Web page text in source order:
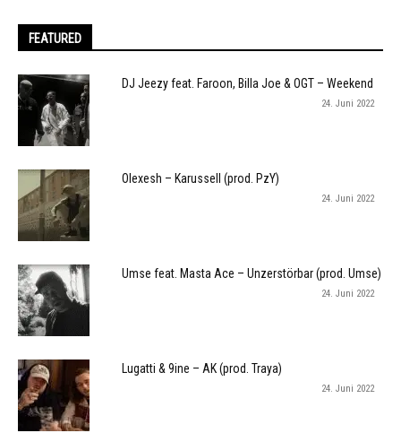
FEATURED
DJ Jeezy feat. Faroon, Billa Joe & OGT – Weekend
24. Juni 2022
Olexesh – Karussell (prod. PzY)
24. Juni 2022
Umse feat. Masta Ace – Unzerstörbar (prod. Umse)
24. Juni 2022
Lugatti & 9ine – AK (prod. Traya)
24. Juni 2022